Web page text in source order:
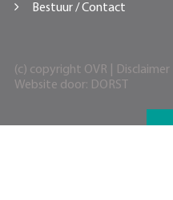
Bestuur / Contact
(c) copyright OVR | Disclaimer|
Website door: DORST